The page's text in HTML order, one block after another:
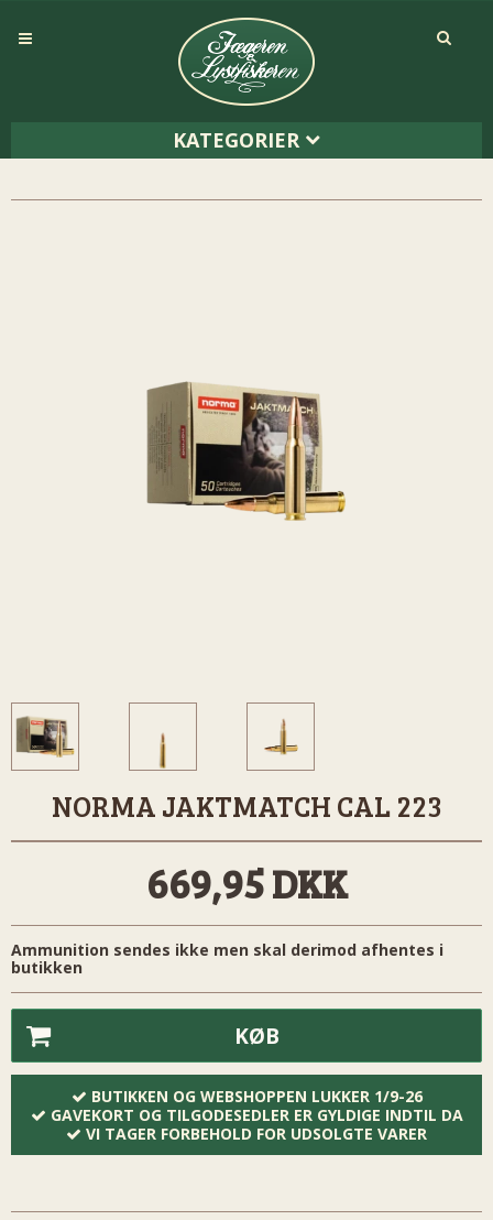
KATEGORIER
NORMA JAKTMATCH CAL 223
669,95 DKK
Ammunition sendes ikke men skal derimod afhentes i
butikken
KØB
BUTIKKEN OG WEBSHOPPEN LUKKER 1/9-26
GAVEKORT OG TILGODESEDLER ER GYLDIGE INDTIL DA
VI TAGER FORBEHOLD FOR UDSOLGTE VARER